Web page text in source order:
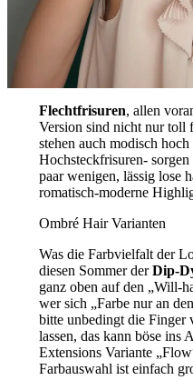
Flechtfrisuren, allen
Version sind nicht nur toll
stehen auch modisch
Hochsteckfrisuren-
paar wenigen, lässig lose
romatisch-moderne
Ombré Hair Varianten
Was die Farbvielfalt der
diesen Sommer derDip-
ganz oben auf den „Will-
wer sich „Farbe nur an
bitte unbedingt die Finger
lassen, das kann böse ins
Extensions Variante
Farbauswahl ist einfach